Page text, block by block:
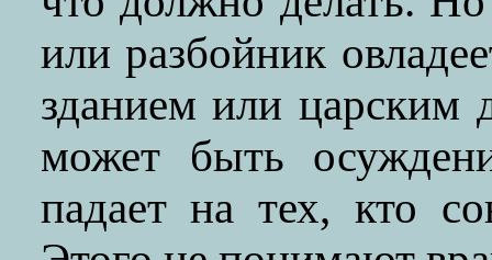
или разбойник
зданием или царским
может быть
падает на тех, кто